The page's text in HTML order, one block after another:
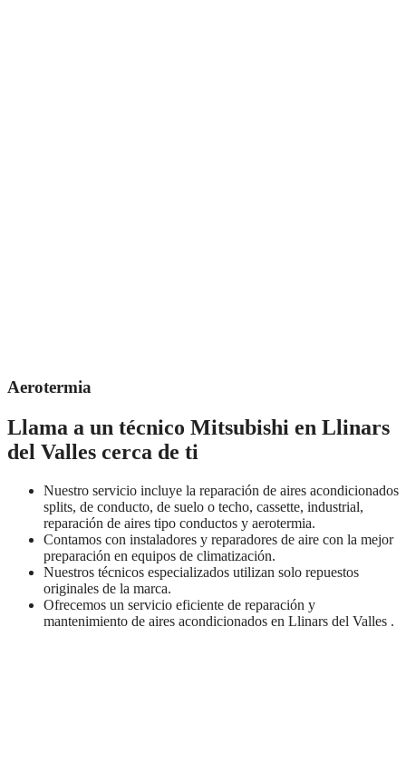
Aerotermia
Llama a un técnico Mitsubishi en Llinars
del Valles cerca de ti
Nuestro servicio incluye la reparación de aires acondicionados
splits, de conducto, de suelo o techo, cassette, industrial,
reparación de aires tipo conductos y aerotermia.
Contamos con instaladores y reparadores de aire con la mejor
preparación en equipos de climatización.
Nuestros técnicos especializados utilizan solo repuestos
originales de la marca.
Ofrecemos un servicio eficiente de reparación y
mantenimiento de aires acondicionados en Llinars del Valles .